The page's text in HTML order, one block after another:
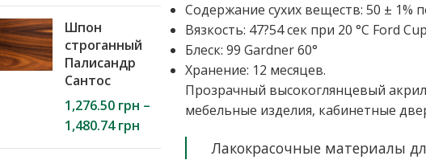
Шпон
строганный
Палисандр
Сантос
1,276.50 грн –
1,480.74грн
Содержание сухих веществ: 50 ± 1%
Вязкость: 47?54 сек при 20 °C Ford
Блеск: 99 Gardner 60°
Хранение: 12 месяцев.
Прозрачный высокоглянцевый
мебельные изделия, кабинетные
Лакокрасочные материалы